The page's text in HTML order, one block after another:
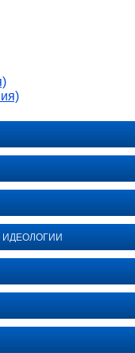
ИДЕОЛОГИИ